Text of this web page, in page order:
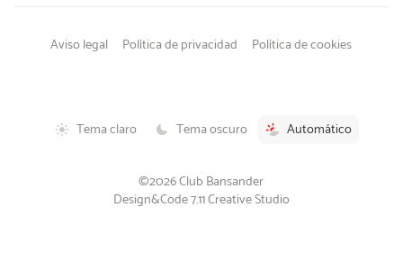
Aviso legal Política de privacidad Política de cookies
Tema claro Tema oscuro Automático
©2026 Club Bansander
Design&Code 7.11 Creative Studio